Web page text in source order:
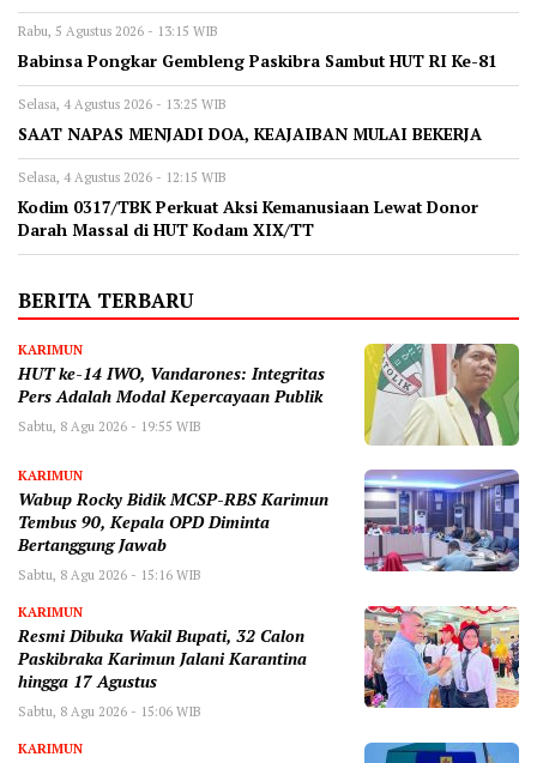
Rabu, 5 Agustus 2026 - 13:15 WIB
Babinsa Pongkar Gembleng Paskibra Sambut HUT RI Ke-81
Selasa, 4 Agustus 2026 - 13:25 WIB
SAAT NAPAS MENJADI DOA, KEAJAIBAN MULAI BEKERJA
Selasa, 4 Agustus 2026 - 12:15 WIB
Kodim 0317/TBK Perkuat Aksi Kemanusiaan Lewat Donor
Darah Massal di HUT Kodam XIX/TT
BERITA TERBARU
KARIMUN
HUT ke-14 IWO, Vandarones: Integritas
Pers Adalah Modal Kepercayaan Publik
Sabtu, 8 Agu 2026 - 19:55 WIB
KARIMUN
Wabup Rocky Bidik MCSP-RBS Karimun
Tembus 90, Kepala OPD Diminta
Bertanggung Jawab
Sabtu, 8 Agu 2026 - 15:16 WIB
KARIMUN
Resmi Dibuka Wakil Bupati, 32 Calon
Paskibraka Karimun Jalani Karantina
hingga 17 Agustus
Sabtu, 8 Agu 2026 - 15:06 WIB
KARIMUN